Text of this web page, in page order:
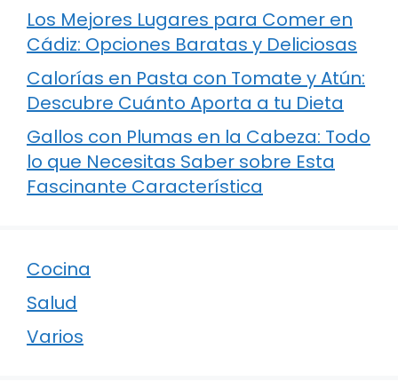
Los Mejores Lugares para Comer en
Cádiz: Opciones Baratas y Deliciosas
Calorías en Pasta con Tomate y Atún:
Descubre Cuánto Aporta a tu Dieta
Gallos con Plumas en la Cabeza: Todo
lo que Necesitas Saber sobre Esta
Fascinante Característica
Cocina
Salud
Varios